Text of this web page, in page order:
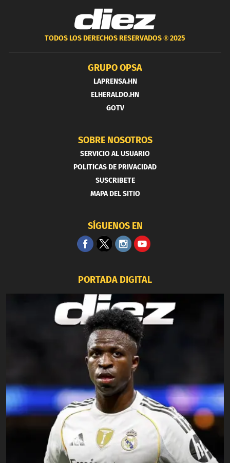
TODOS LOS DERECHOS RESERVADOS ®2025
GRUPO OPSA
LAPRENSA.HN
ELHERALDO.HN
GOTV
SOBRE NOSOTROS
SERVICIO AL USUARIO
POLITICAS DE PRIVACIDAD
SUSCRIBETE
MAPA DEL SITIO
SÍGUENOS EN
PORTADA DIGITAL